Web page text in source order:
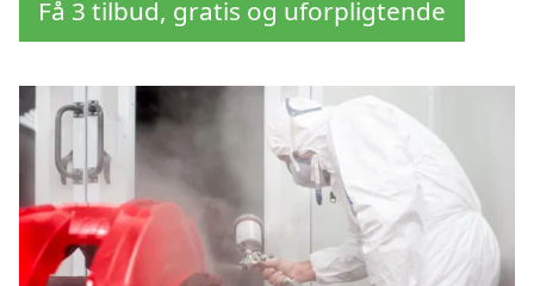
Få 3 tilbud, gratis og uforpligtende